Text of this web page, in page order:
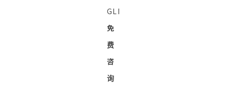
GLI
免
费
咨
询